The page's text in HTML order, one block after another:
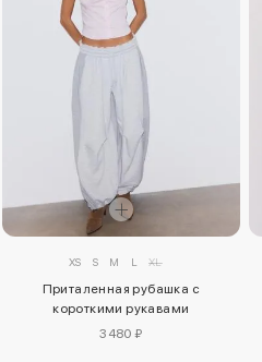
XS S M L XL
Приталенная рубашка с
короткими рукавами
3480 ₽